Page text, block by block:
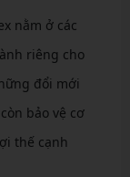
nằm ở các
riêng cho
đổi mới
bảo vệ cơ
thế cạnh